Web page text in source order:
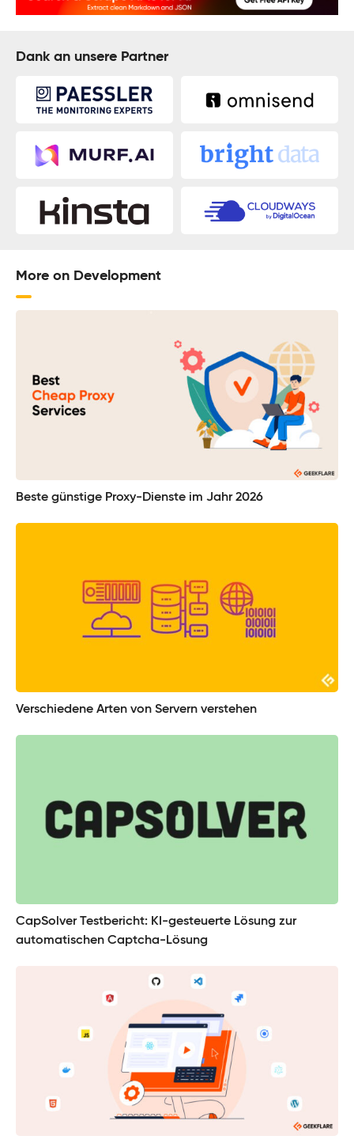
Dank an unsere Partner
More on Development
Beste günstige Proxy-Dienste im Jahr 2026
Verschiedene Arten von Servern verstehen
CapSolver Testbericht: KI-gesteuerte Lösung zur
automatischen Captcha-Lösung